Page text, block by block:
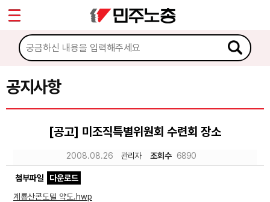
공지사항
[공고] 미조직특별위원회 수련회 장소
2008.08.26 관리자 조회수 6890
첨부파일
다운로드
계룡산콘도텔 약도.hwp
마이페이지
소개
소식
공지사항
노동상담
Sketchbook5, 스케치북5
Sketchbook5, 스케치북5